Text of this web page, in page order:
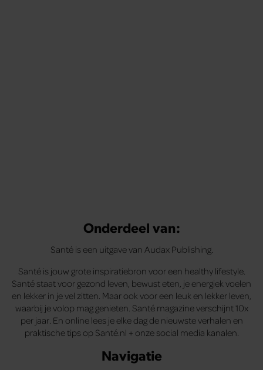
Onderdeel van:
Santé is een uitgave van Audax Publishing.
Santé is jouw grote inspiratiebron voor een healthy lifestyle.
Santé staat voor gezond leven, bewust eten, je energiek voelen
en lekker in je vel zitten. Maar ook voor een leuk en lekker leven,
waarbij je volop mag genieten. Santé magazine verschijnt 10x
per jaar. En online lees je elke dag de nieuwste verhalen en
praktische tips op Santé.nl + onze social media kanalen.
Navigatie